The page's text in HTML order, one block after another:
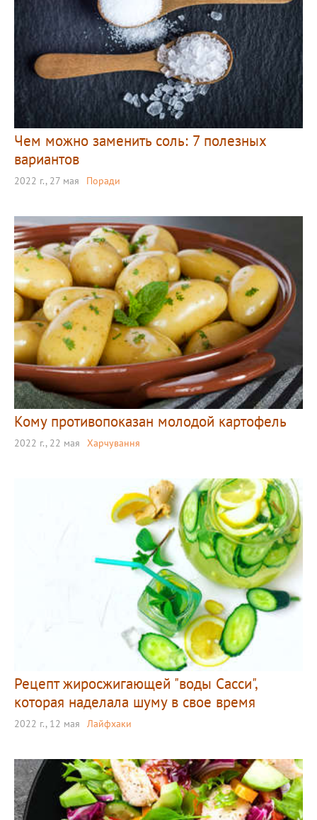
Чем можно заменить соль: 7 полезных
вариантов
2022 г., 27 мая Поради
Кому противопоказан молодой картофель
2022 г., 22 мая Харчування
Рецепт жиросжигающей "воды Сасси",
которая наделала шуму в свое время
2022 г., 12 мая Лайфхаки